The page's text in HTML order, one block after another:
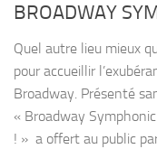
BROADWAY
Quel autre lieu mieux
pour accueillir
Broadway. Présenté
« Broadway
! » a offert au public